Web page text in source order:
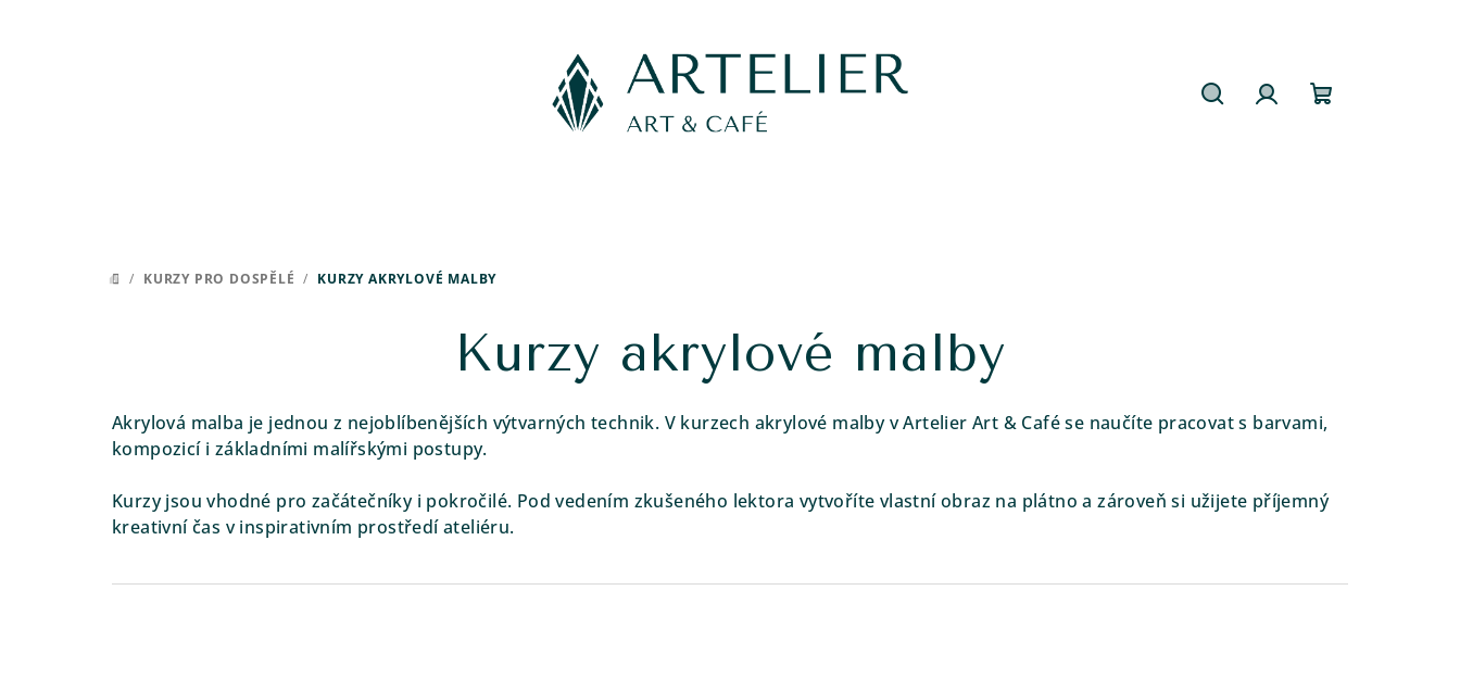
DOMŮ
/ KURZY PRO DOSPĚLÉ / KURZY AKRYLOVÉ MALBY
Kurzy akrylové malby
Akrylová malba je jednou z nejoblíbenějších výtvarných technik. V kurzech akrylové malby v Artelier Art & Café se naučíte pracovat s barvami,
kompozicí i základními malířskými postupy.
Kurzy jsou vhodné pro začátečníky i pokročilé. Pod vedením zkušeného lektora vytvoříte vlastní obraz na plátno a zároveň si užijete příjemný
kreativní čas v inspirativním prostředí ateliéru.